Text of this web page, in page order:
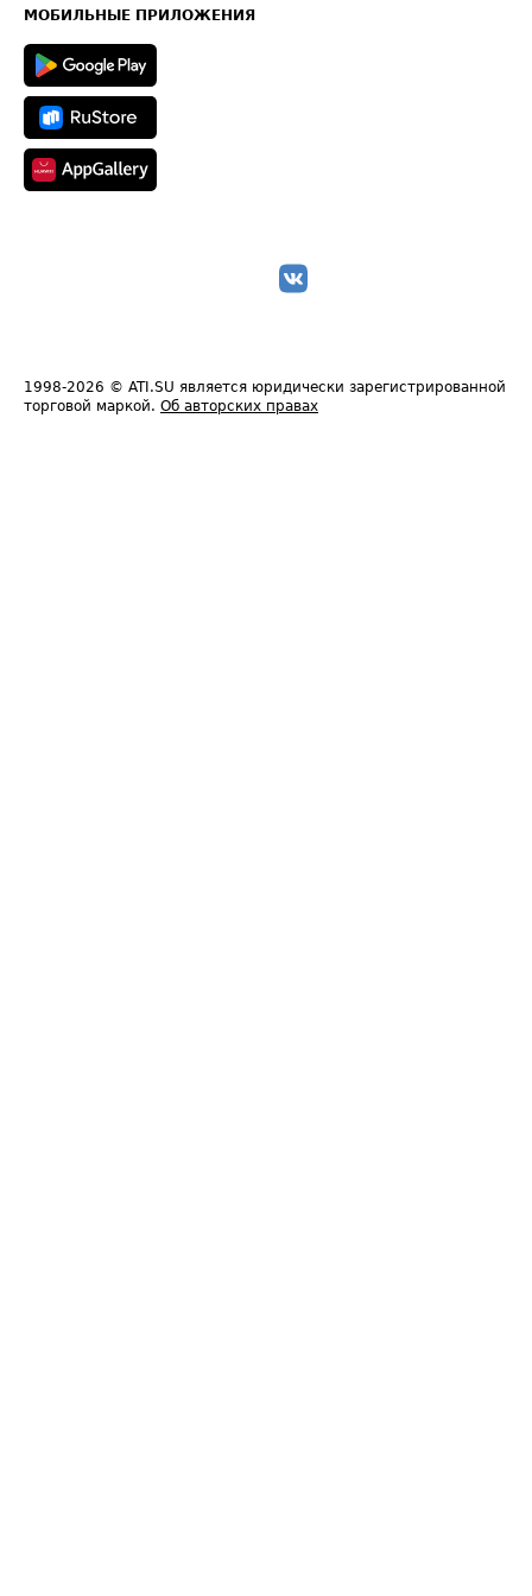
Техническая информация
МОБИЛЬНЫЕ ПРИЛОЖЕНИЯ
1998-2026 © ATI.SU является юридически зарегистрированной
торговой маркой. Об авторских правах